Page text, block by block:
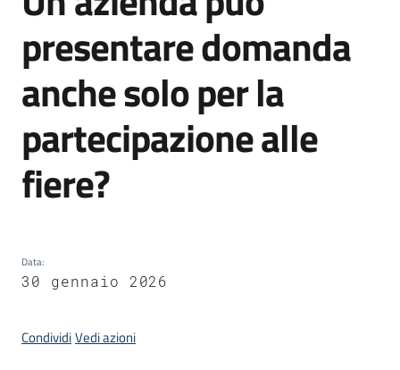
Programmi
strategie
Opportunità
Progetti
Servizi
presentare domanda
anche solo per la
partecipazione alle
fiere?
Data:
30 gennaio 2026
CondividiVedi azioni